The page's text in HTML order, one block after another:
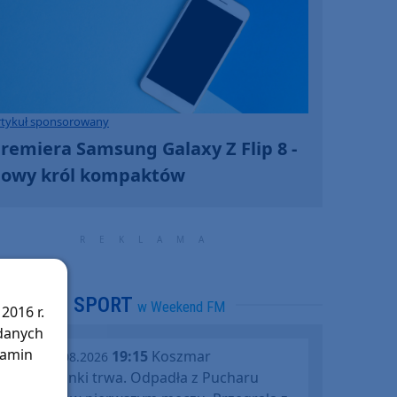
sponsorowany
Samsung Galaxy Z Flip 8 -
król kompaktów
SPORT w Weekend FM
środa, 05.08.2026 19:15 Koszmar
Chojniczanki trwa. Odpadła z Pucharu
r.